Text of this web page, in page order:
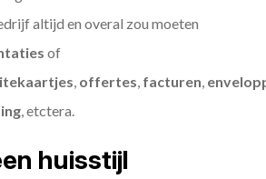
altijd en overal zou moeten
of
, offertes, facturen,
, etctera.
huisstijl